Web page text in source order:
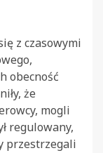
z czasowymi
obecność
że
mogli
regulowany,
przestrzegali